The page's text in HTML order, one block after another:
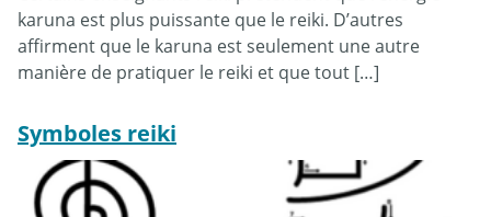
karuna est plus puissante que le reiki. D’autres
affirment que le karuna est seulement une autre
manière de pratiquer le reiki et que tout […]
Symboles reiki